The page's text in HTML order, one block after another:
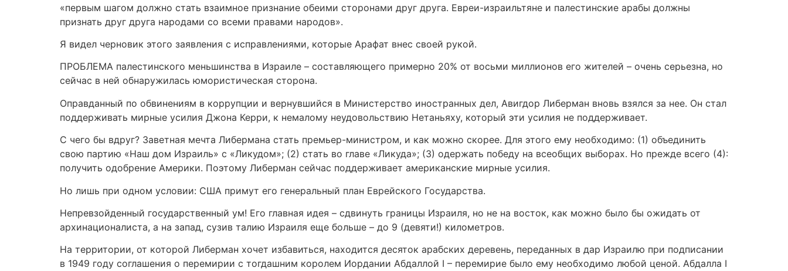
«первым шагом должно стать взаимное признание обеими сторонами друг друга. Евреи-израильтяне и палестинские арабы должны
признать друг друга народами со всеми правами народов».
Я видел черновик этого заявления с исправлениями, которые Арафат внес своей рукой.
ПРОБЛЕМА палестинского меньшинства в Израиле – составляющего примерно 20% от восьми миллионов его жителей – очень серьезна, но
сейчас в ней обнаружилась юмористическая сторона.
Оправданный по обвинениям в коррупции и вернувшийся в Министерство иностранных дел, Авигдор Либерман вновь взялся за нее. Он стал
поддерживать мирные усилия Джона Керри, к немалому неудовольствию Нетаньяху, который эти усилия не поддерживает.
C чего бы вдруг? Заветная мечта Либермана стать премьер-министром, и как можно скорее. Для этого ему необходимо: (1) объединить
свою партию «Наш дом Израиль» с «Ликудом»; (2) стать во главе «Ликуда»; (3) одержать победу на всеобщих выборах. Но прежде всего (4):
получить одобрение Америки. Поэтому Либерман сейчас поддерживает американские мирные усилия.
Но лишь при одном условии: США примут его генеральный план Еврейского Государства.
Непревзойденный государственный ум! Его главная идея – сдвинуть границы Израиля, но не на восток, как можно было бы ожидать от
архинационалиста, а на запад, сузив талию Израиля еще больше – до 9 (девяти!) километров.
На территории, от которой Либерман хочет избавиться, находится десяток арабских деревень, переданных в дар Израилю при подписании
в 1949 году соглашения о перемирии с тогдашним королем Иордании Абдаллой I – перемирие было ему необходимо любой ценой. Абдалла I